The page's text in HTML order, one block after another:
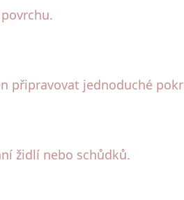
připravovat jednoduché
židlí nebo schůdků.